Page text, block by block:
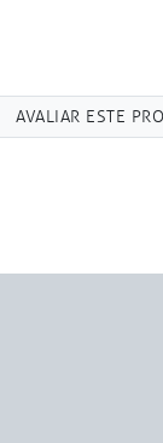
AVALIAR ESTE